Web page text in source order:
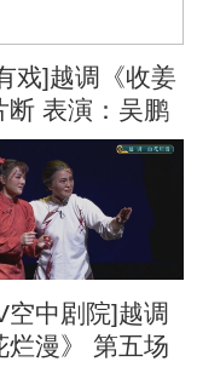
戏]越调《收姜
断 表演：吴鹏
空中剧院]越调
烂漫》 第五场